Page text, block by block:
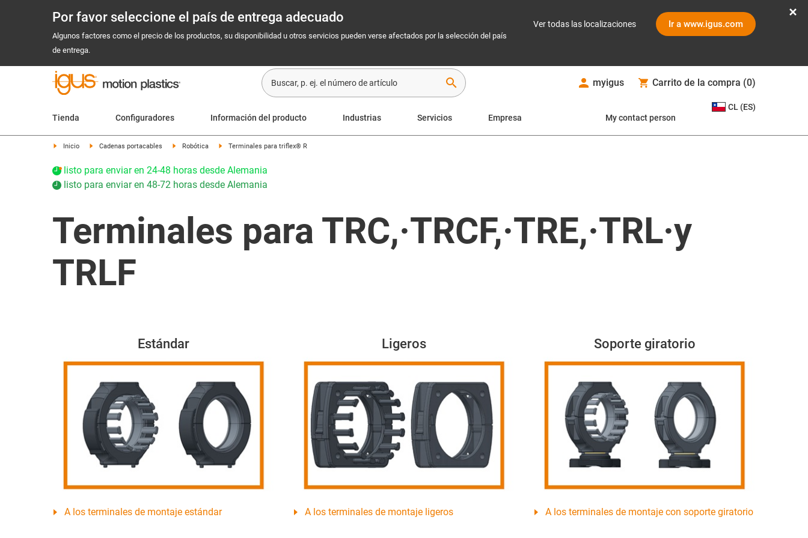
Por favor seleccione el país de entrega adecuado
Algunos factores como el precio de los productos, su disponibilidad u otros servicios pueden verse afectados por la selección del país
de entrega.
Ver todas las localizaciones Ir a www.igus.com
search myigus Carrito de la compra (0)
Tienda Configuradores Información del producto Industrias Servicios Empresa My contact person
CL (ES)
Inicio Cadenas portacables Robótica Terminales para triflex® R
listo para enviar en 24-48 horas desde Alemania
listo para enviar en 48-72 horas desde Alemania
Terminales para TRC,·TRCF,·TRE,·TRL·y
TRLF
Estándar
A los terminales de montaje estándar
Ligeros
A los terminales de montaje ligeros
Soporte giratorio
A los terminales de montaje con soporte giratorio